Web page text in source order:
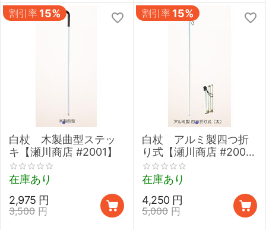
割引率 15%
白杖 木製曲型ステッ
キ【瀬川商店 #2001】
在庫あり
3,500 円
2,975 円
割引率 15%
白杖 アルミ製四つ折
り式【瀬川商店 #2008
アルミ4段折太,】
在庫あり
5,000 円
4,250 円